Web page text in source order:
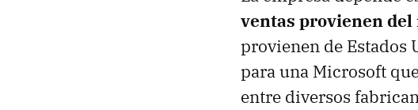
ventas provienen del
provienen de Estados
para una Microsoft
entre diversos